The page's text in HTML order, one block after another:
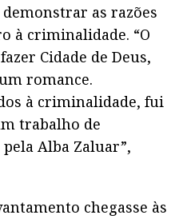
as razões
à criminalidade. “O
Cidade de Deus,
romance.
à criminalidade, fui
trabalho de
Alba Zaluar”,
chegasse às